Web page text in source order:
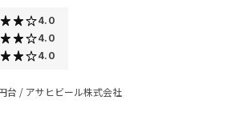
4.0
4.0
4.0
台 / アサヒビール株式会社